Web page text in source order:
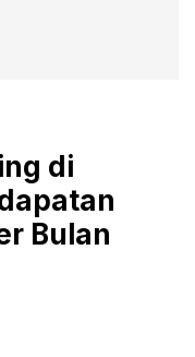
di
Bulan